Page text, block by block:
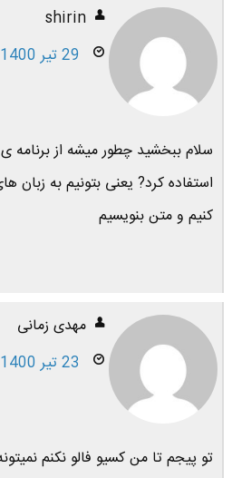
shirin
29 تیر 1400
سلام ببخشید چطور میشه از برنامه
استفاده کرد? یعنی بتونیم به زبان
کنیم و متن بنویسیم
مهدی زمانی
23 تیر 1400
تو پیجم تا من کسیو فالو نکنم